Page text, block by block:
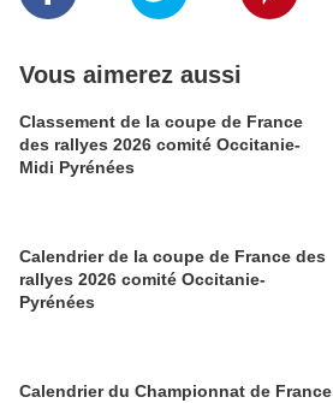
Vous aimerez aussi
Classement de la coupe de France
des rallyes 2026 comité Occitanie-
Midi Pyrénées
Calendrier de la coupe de France des
rallyes 2026 comité Occitanie-
Pyrénées
Calendrier du Championnat de France